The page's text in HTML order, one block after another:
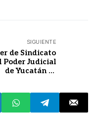
SIGUIENTE
de Sindicato
Poder Judicial
de Yucatán se
para
elegir a la nueva
directiva